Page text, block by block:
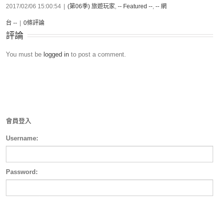
2017/02/06 15:00:54 (第06季) 旅遊玩家, -- Featured --, -- 網
台 -- 0條評論
評論
You must be logged in to post a comment.
會員登入
Username:
Password: